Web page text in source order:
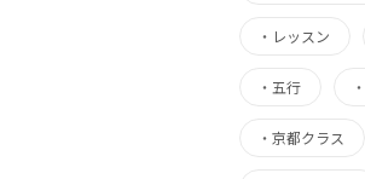
・ レッスン
・ 五行 ・
・ 京都クラス